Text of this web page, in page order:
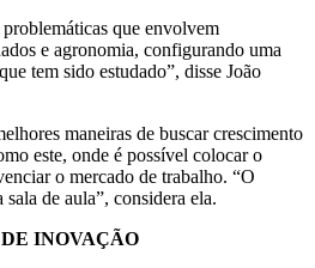
que envolvem
e agronomia, configurando uma
tem sido estudado”, disse João
maneiras de buscar crescimento
este, onde é possível colocar o
o mercado de trabalho. “O
de aula”, considera ela.
INOVAÇÃO